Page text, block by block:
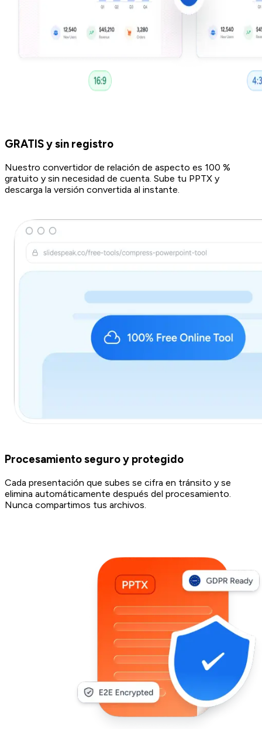
GRATIS y sin registro
Nuestro convertidor de relación de aspecto es 100 %
gratuito y sin necesidad de cuenta. Sube tu PPTX y
descarga la versión convertida al instante.
Procesamiento seguro y protegido
Cada presentación que subes se cifra en tránsito y se
elimina automáticamente después del procesamiento.
Nunca compartimos tus archivos.